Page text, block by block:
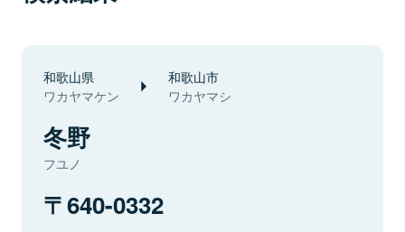
和歌山県
ワカヤマケン
和歌山市
ワカヤマシ
冬野
フユノ
640-0332